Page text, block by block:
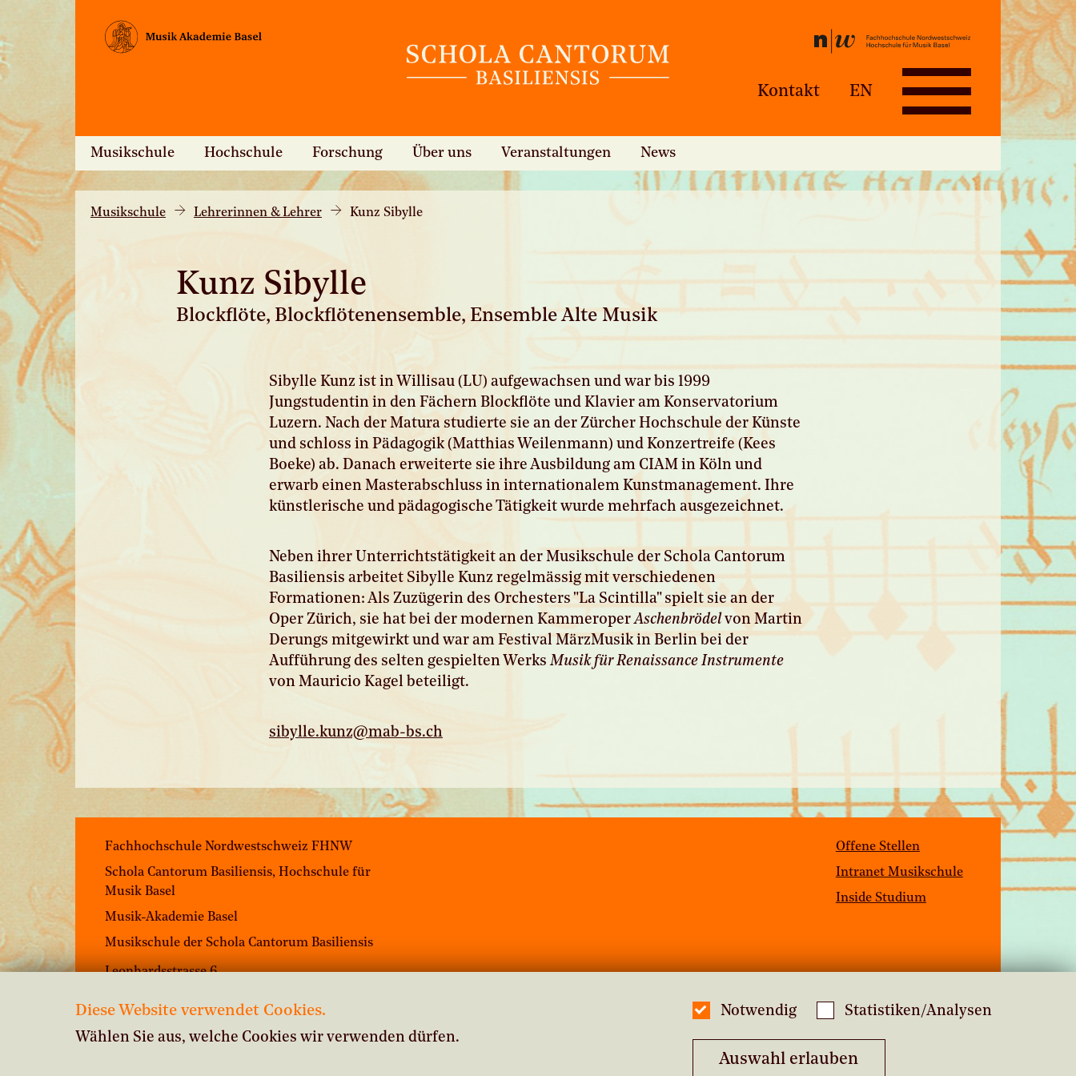
Kontakt EN
Musikschule Hochschule Forschung Über uns Veranstaltungen News
Musikschule Lehrerinnen & Lehrer Kunz Sibylle
Kunz Sibylle
Blockflöte, Blockflötenensemble, Ensemble Alte Musik
Sibylle Kunz ist in Willisau (LU) aufgewachsen und war bis 1999
Jungstudentin in den Fächern Blockflöte und Klavier am Konservatorium
Luzern. Nach der Matura studierte sie an der Zürcher Hochschule der Künste
und schloss in Pädagogik (Matthias Weilenmann) und Konzertreife (Kees
Boeke) ab. Danach erweiterte sie ihre Ausbildung am CIAM in Köln und
erwarb einen Masterabschluss in internationalem Kunstmanagement. Ihre
künstlerische und pädagogische Tätigkeit wurde mehrfach ausgezeichnet.
Neben ihrer Unterrichtstätigkeit an der Musikschule der Schola Cantorum
Basiliensis arbeitet Sibylle Kunz regelmässig mit verschiedenen
Formationen: Als Zuzügerin des Orchesters "La Scintilla" spielt sie an der
Oper Zürich, sie hat bei der modernen KammeroperAschenbrödel von Martin
Derungs mitgewirkt und war am Festival MärzMusik in Berlin bei der
Aufführung des selten gespielten WerksMusik für Renaissance Instrumente
von Mauricio Kagel beteiligt.
sibylle.kunz@mab-bs.ch
Fachhochschule Nordwestschweiz FHNW
Schola Cantorum Basiliensis, Hochschule für
Musik Basel
Musik-Akademie Basel
Musikschule der Schola Cantorum Basiliensis
Leonhardsstrasse 6
Offene Stellen
Intranet Musikschule
Inside Studium
Diese Website verwendet Cookies.
Wählen Sie aus, welche Cookies wir verwenden dürfen.
Notwendig Statistiken/Analysen
Auswahl erlauben